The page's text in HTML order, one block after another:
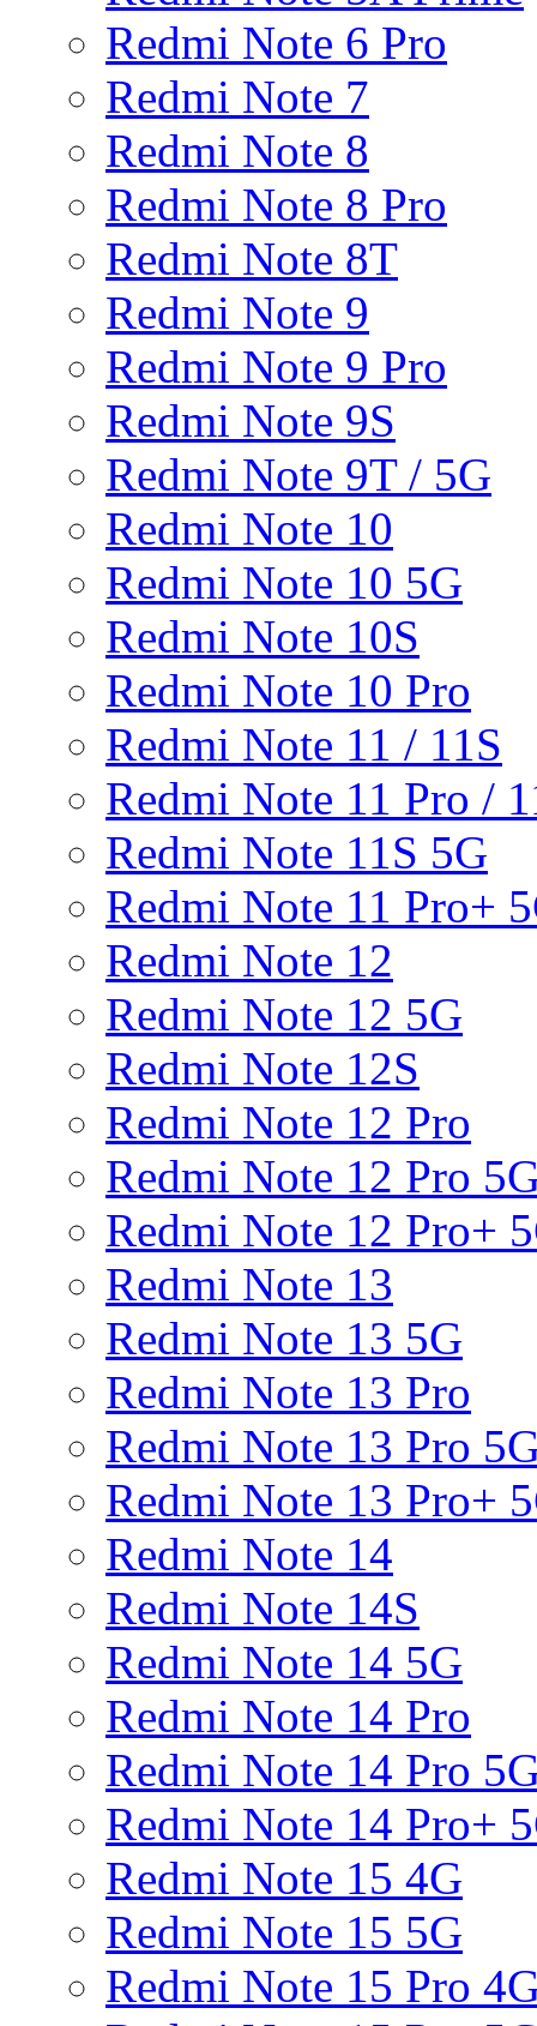
Redmi Note 6 Pro
Redmi Note 7
Redmi Note 8
Redmi Note 8 Pro
Redmi Note 8T
Redmi Note 9
Redmi Note 9 Pro
Redmi Note 9S
Redmi Note 9T / 5G
Redmi Note 10
Redmi Note 10 5G
Redmi Note 10S
Redmi Note 10 Pro
Redmi Note 11 / 11S
Redmi Note 11 Pro /
Redmi Note 11S 5G
Redmi Note 11 Pro+
Redmi Note 12
Redmi Note 12 5G
Redmi Note 12S
Redmi Note 12 Pro
Redmi Note 12 Pro
Redmi Note 12 Pro+
Redmi Note 13
Redmi Note 13 5G
Redmi Note 13 Pro
Redmi Note 13 Pro
Redmi Note 13 Pro+
Redmi Note 14
Redmi Note 14S
Redmi Note 14 5G
Redmi Note 14 Pro
Redmi Note 14 Pro
Redmi Note 14 Pro+
Redmi Note 15 4G
Redmi Note 15 5G
Redmi Note 15 Pro